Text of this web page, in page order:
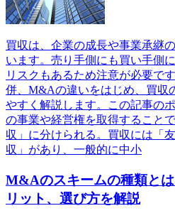
買収は、企業の成長や事業承継
います。売り手側にも買い手側
リスクもあるため注意が必要で
併、M&Aの違いをはじめ、買収
やすく解説します。この記事の
の事業や経営権を取得すること
収」に分けられる。買収には「
収」があり、一般的に中小
M&Aのスキームの種類と
リット、選び方を解説